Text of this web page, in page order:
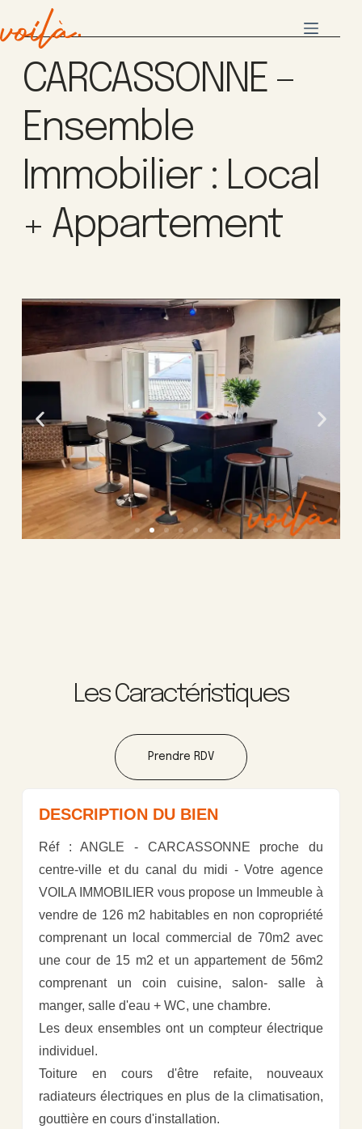
CARCASSONNE –
Ensemble
Immobilier : Local
+ Appartement
Les Caractéristiques
Prendre RDV
DESCRIPTION DU BIEN
Réf : ANGLE - CARCASSONNE proche du
centre-ville et du canal du midi - Votre agence
VOILA IMMOBILIER vous propose un Immeuble à
vendre de 126 m2 habitables en non copropriété
comprenant un local commercial de 70m2 avec
une cour de 15 m2 et un appartement de 56m2
comprenant un coin cuisine, salon- salle à
manger, salle d'eau + WC, une chambre.
Les deux ensembles ont un compteur électrique
individuel.
Toiture en cours d'être refaite, nouveaux
radiateurs électriques en plus de la climatisation,
gouttière en cours d'installation.